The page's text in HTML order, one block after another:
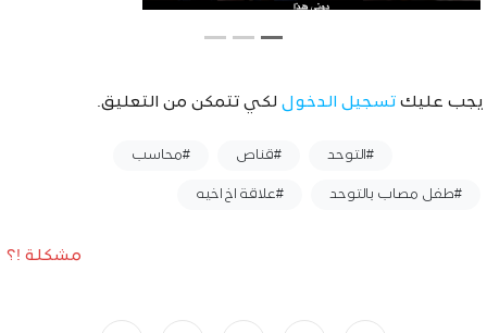
يجب عليك تسجيل الدخول لكي تتمكن من التعليق.
#التوحد #قناص #محاسب
#طفل مصاب بالتوحد #علاقة اخ اخيه
مشكلة !؟